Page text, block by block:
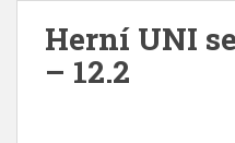
Herní UNI
– 12.2